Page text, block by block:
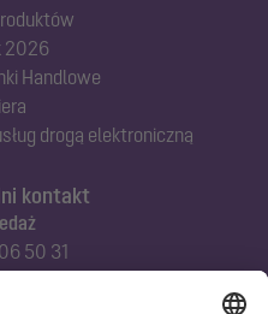
kontakt
50 31
2026
Handlowe
drogą elektroniczną